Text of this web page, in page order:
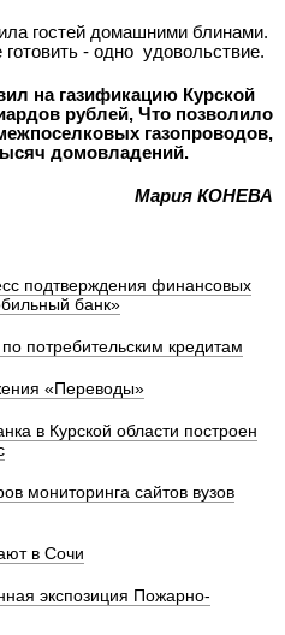
гостей домашними блинами.
готовить - одно удовольствие.
на газификацию Курской
рублей, Что позволило
газопроводов,
домовладений.
Мария КОНЕВА
подтверждения финансовых
банк»
потребительским кредитам
«Переводы»
в Курской области построен
мониторинга сайтов вузов
в Сочи
экспозиция Пожарно-